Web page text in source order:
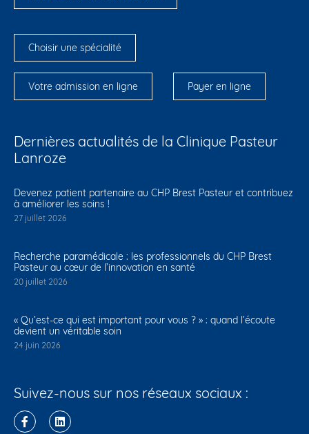
Choisir une spécialité
Votre admission en ligne Payer en ligne
Dernières actualités de la Clinique Pasteur
Lanroze
Devenez patient partenaire au CHP Brest Pasteur et contribuez
à améliorer les soins !
27 juillet 2026
Recherche paramédicale : les professionnels du CHP Brest
Pasteur au cœur de l’innovation en santé
20 juillet 2026
« Qu’est-ce qui est important pour vous ? » : quand l’écoute
devient un véritable soin
24 juin 2026
Suivez-nous sur nos réseaux sociaux :